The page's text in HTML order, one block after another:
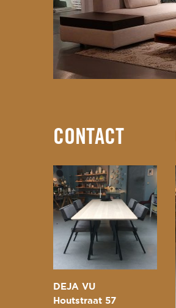
CONTACT
DEJA VU
Houtstraat 57